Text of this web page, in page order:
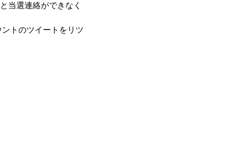
当選連絡ができなく
トのツイートをリツ